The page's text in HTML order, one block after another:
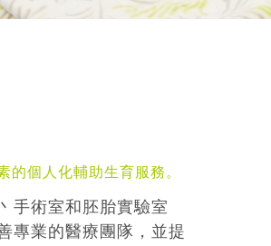
的個人化輔助生育服務。
手術室和胚胎實驗室
專業的醫療團隊，並提